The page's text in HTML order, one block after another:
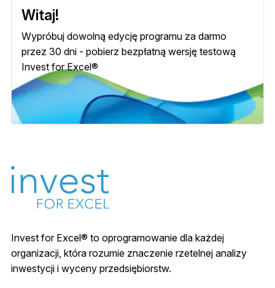
Witaj!
Wypróbuj dowolną edycję programu za darmo
przez 30 dni - pobierz bezpłatną wersję testową
Invest for Excel®
Invest for Excel® to oprogramowanie dla każdej
organizacji, która rozumie znaczenie rzetelnej analizy
inwestycji i wyceny przedsiębiorstw.